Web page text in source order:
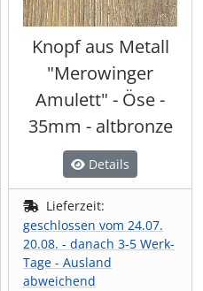
Knopf aus Metall
"Merowinger
Amulett" - Öse -
35mm - altbronze
Details
Lieferzeit:
geschlossen vom 24.07.
20.08. - danach 3-5 Werk-
Tage - Ausland
abweichend